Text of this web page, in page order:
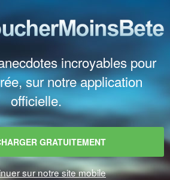
incroyables pour
sur notre application
officielle.
GRATUITEMENT
sur notre site mobile